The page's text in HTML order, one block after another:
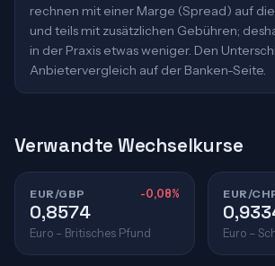
rechnen mit einer Marge (Spread) auf
und teils mit zusätzlichen Gebühren;
in der Praxis etwas weniger. Den
Anbietervergleich auf der Banken-Seite.
Verwandte Wechselkurse
EUR/GBP -0,08%
0,8574
Euro – Britisches Pfund
EUR/
Euro –